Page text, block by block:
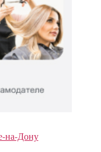
на-Дону